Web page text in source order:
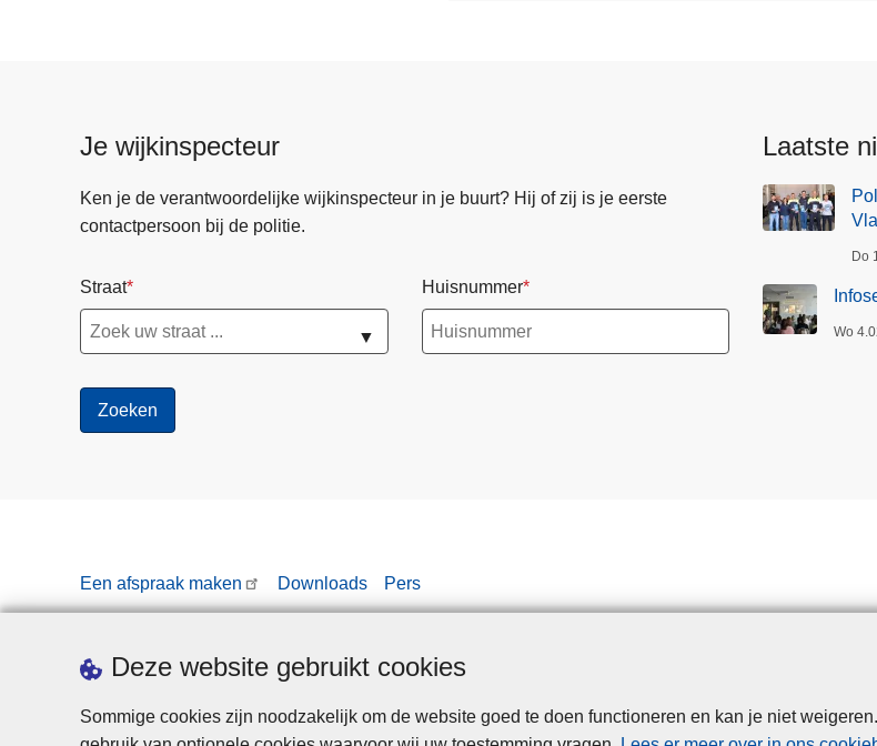
Deze website gebruikt cookies
Sommige cookies zijn noodzakelijk om de website goed te doen functioneren en kan je niet
Je wijkinspecteur
Ken je de verantwoordelijke wijkinspecteur in je buurt? Hij of zij is je eerste
contactpersoon bij de politie.
Straat
▼
Huisnummer
Laatste
Do
Wo
Een afspraak maken Downloads Pers
Disclaimer Privacy Cookies Disclaimer Privacy